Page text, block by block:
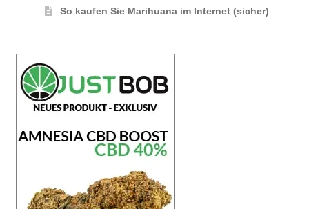
So kaufen Sie Marihuana im Internet (sicher)